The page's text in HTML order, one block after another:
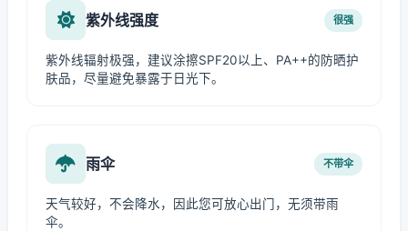
紫外线强度 很强
紫外线辐射极强，建议涂擦SPF20以上、PA++的防晒护
肤品，尽量避免暴露于日光下。
雨伞 不带伞
天气较好，不会降水，因此您可放心出门，无须带雨
伞。